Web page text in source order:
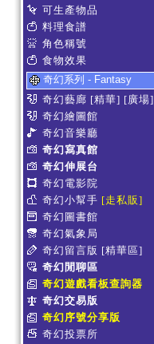
可生產物品
料理食譜
角色稱號
食物效果
奇幻系列 - Fantasy
奇幻藝廊 [精華] [廣場]
奇幻繪圖館
奇幻音樂廳
奇幻寫真館
奇幻伸展台
奇幻電影院
奇幻小幫手 [走私販]
奇幻圖書館
奇幻氣象局
奇幻留言版 [精華區]
奇幻閒聊區
奇幻遊戲看板查詢器
奇幻交易版
奇幻序號分享版
奇幻投票所